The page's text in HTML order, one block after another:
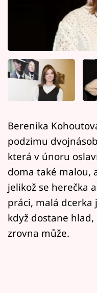
Sledujte prima+
Filmový
Pořady
Mámy sobě
Sledujte nás
Berenika
podzimu
která v únoru
doma také malou,
jelikož se herečka
práci, malá dcerka
když dostane
zrovna může.